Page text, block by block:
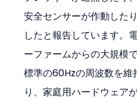
安全センサーが作動した
したと報告しています。
ーファームからの大規模
標準の60Hzの周波数を維
り、家庭用ハードウェア